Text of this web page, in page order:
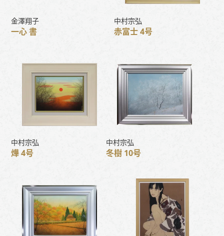
金澤翔子
一心 書
中村宗弘
赤富士 4号
中村宗弘
燁 4号
中村宗弘
冬樹 10号